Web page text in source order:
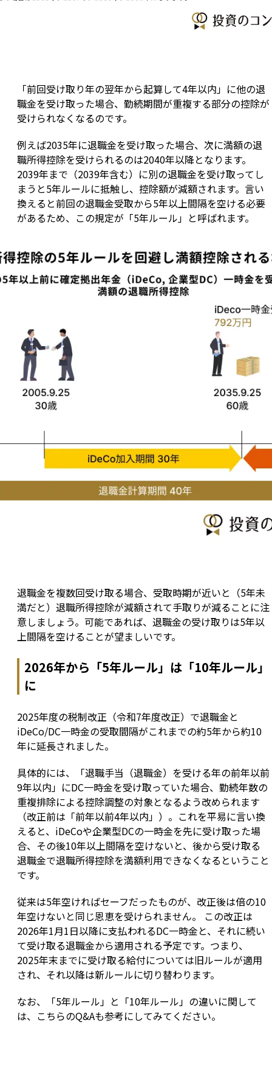
「前回受け取り年の翌年から起算して4年以内」に他の退
職金を受け取った場合、勤続期間が重複する部分の控除が
受けられなくなるのです。
例えば2035年に退職金を受け取った場合、次に満額の退
職所得控除を受けられるのは2040年以降となります。
2039年まで（2039年含む）に別の退職金を受け取ってし
まうと5年ルールに抵触し、控除額が減額されます。言い
換えると前回の退職金受取から5年以上間隔を空ける必要
があるため、この規定が「5年ルール」と呼ばれます。
退職金を複数回受け取る場合、受取時期が近いと（5年未
満だと）退職所得控除が減額されて手取りが減ることに注
意しましょう。可能であれば、退職金の受け取りは5年以
上間隔を空けることが望ましいです。
2026年から「5年ルール」は「10年ルール」
に
2025年度の税制改正（令和7年度改正）で退職金と
iDeCo/DC一時金の受取間隔がこれまでの約5年から約10
年に延長されました。
具体的には、「退職手当（退職金）を受ける年の前年以前
9年以内」にDC一時金を受け取っていた場合、勤続年数の
重複排除による控除調整の対象となるよう改められます
（改正前は「前年以前4年以内」）。これを平易に言い換
えると、iDeCoや企業型DCの一時金を先に受け取った場
合、その後10年以上間隔を空けないと、後から受け取る
退職金で退職所得控除を満額利用できなくなるということ
です。
従来は5年空ければセーフだったものが、改正後は倍の10
年空けないと同じ恩恵を受けられません。 この改正は
2026年1月1日以降に支払われるDC一時金と、それに続い
て受け取る退職金から適用される予定です。つまり、
2025年末までに受け取る給付については旧ルールが適用
され、それ以降は新ルールに切り替わります。
なお、「5年ルール」と「10年ルール」の違いに関して
は、こちらのQ&Aも参考にしてみてください。